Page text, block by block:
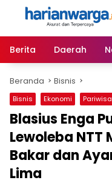
Langsung
Berita
Daerah
Beranda Bisnis
Bisnis Ekonomi
Blasius Enga
Lewoleba NTT
Bakar dan
Lima